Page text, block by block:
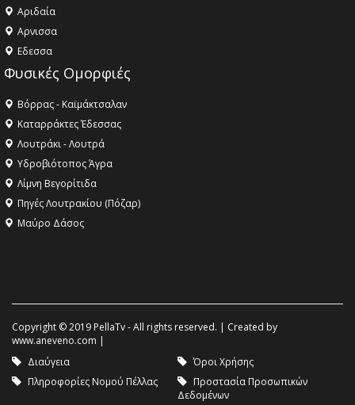
Αριδαία
Aρνισσα
Eδεσσα
Φυσικές Ομορφιές
Βόρρας - Καϊμάκτσαλαν
Καταρράκτες Έδεσσας
Λουτράκι - Λουτρά
Υδροβιότοπος Άγρα
Λίμνη Βεγορίτιδα
Πηγές Λουτρακίου (Πόζαρ)
Μαύρο Δάσος
Copyright © 2019 PellaTv - All rights reserved. | Created by
www.aneveno.com |
Διαύγεια
Όροι Χρήσης
Πληροφορίες Νομού Πέλλας
Προστασία Προσωπικών
Δεδομένων